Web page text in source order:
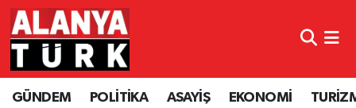
GÜNDEM POLİTİKA ASAYİŞ EKONOMİ
GÜNDEM
POLİTİKA
Nöbetçi Eczaneler
Hava Durumu